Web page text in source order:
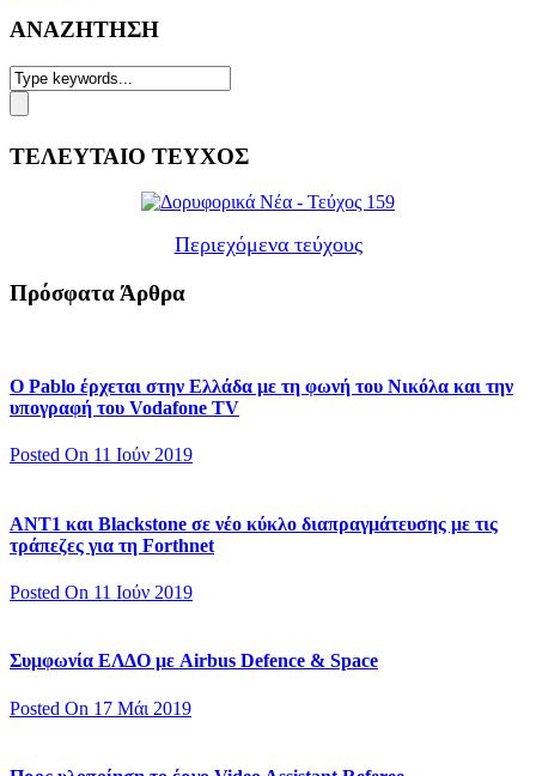
ΑΝΑΖΗΤΗΣΗ
ΤΕΛΕΥΤΑΙΟ ΤΕΥΧΟΣ
Περιεχόμενα τεύχους
Πρόσφατα Άρθρα
Ο Pablo έρχεται στην Ελλάδα με τη φωνή του Νικόλα και την
υπογραφή του Vodafone TV
Posted On 11 Ιούν 2019
ΑΝΤ1 και Blackstone σε νέο κύκλο διαπραγμάτευσης με τις
τράπεζες για τη Forthnet
Posted On 11 Ιούν 2019
Συμφωνία ΕΛΔΟ με Airbus Defence & Space
Posted On 17 Μάι 2019